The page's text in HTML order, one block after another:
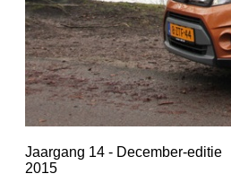
Jaargang 14 - December-editie
2015